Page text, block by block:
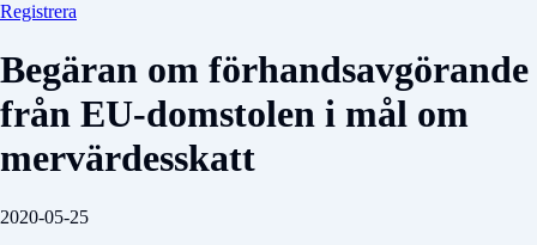
Registrera
Begäran om förhandsavgörande
från EU-domstolen i mål om
mervärdesskatt
2020-05-25